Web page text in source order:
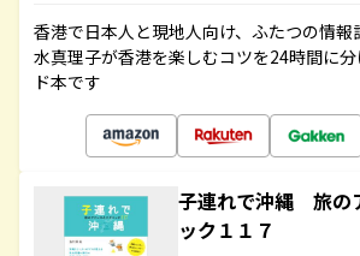
香港で日本人と現地人向け、ふたつの情
水真理子が香港を楽しむコツを24時間に
ド本です
子連れで沖縄 旅の
ック１１７